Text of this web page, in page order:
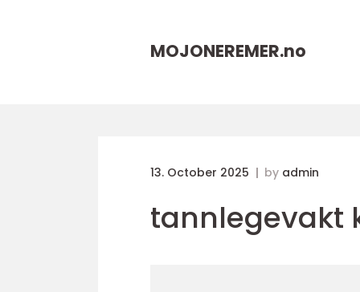
MOJONEREMER.no
13. October 2025 by admin
tannlegevakt